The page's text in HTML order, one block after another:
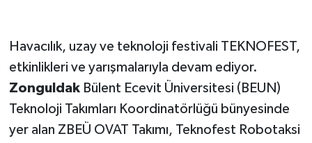
Havacılık, uzay ve teknoloji festivali TEKNOFEST,
etkinlikleri ve yarışmalarıyla devam ediyor.
ZonguldakBülent Ecevit Üniversitesi (BEUN)
Teknoloji Takımları Koordinatörlüğü bünyesinde
yer alan ZBEÜ OVAT Takımı, Teknofest Robotaksi